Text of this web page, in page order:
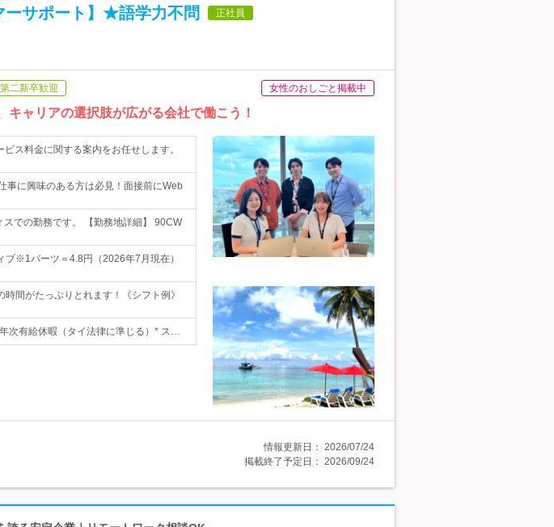
ーサポート】★語学力不問 正社員
第二新卒歓迎 女性のおしごと掲載中
ャリアの選択肢が広がる会社で働こう！
ス料金に関する案内をお任せします。
事に興味のある方は必見！面接前にWeb
での勤務です。 【勤務地詳細】 90CW
ブ※1バーツ＝4.8円（2026年7月現在）
間がたっぷりとれます！《シフト例》
次有給休暇（タイ法律に準じる）* ス…
情報更新日： 2026/07/24
掲載終了予定日： 2026/09/24